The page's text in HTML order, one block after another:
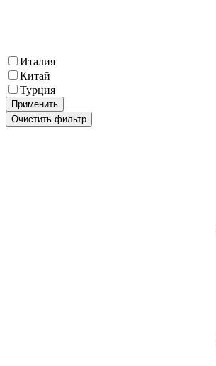
Италия
Китай
Турция
Применить
Очистить фильтр